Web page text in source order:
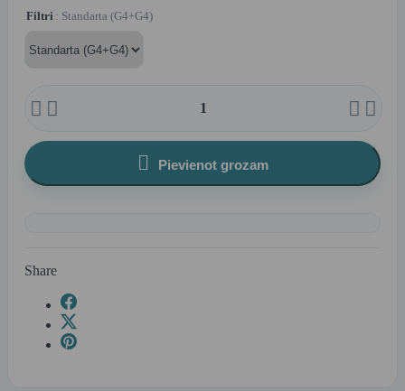
Filtri : Standarta (G4+G4)
   
 Pievienot grozam
Share